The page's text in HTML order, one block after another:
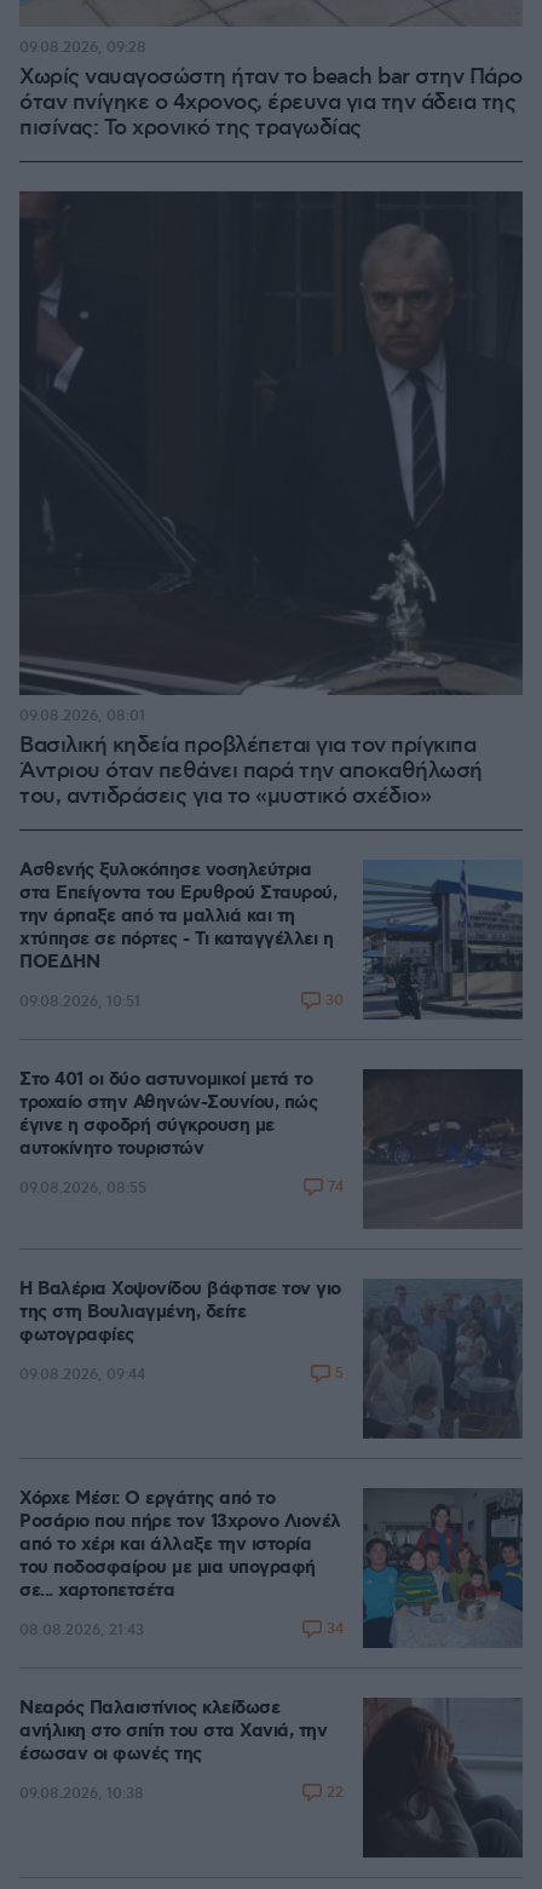
Χωρίς ναυαγοσώστη ήταν το beach bar στην Πάρο
όταν πνίγηκε ο 4χρονος, έρευνα για την άδεια της
πισίνας: Το χρονικό της τραγωδίας
09.08.2026, 09:28
Βασιλική κηδεία προβλέπεται για τον πρίγκιπα
Άντριου όταν πεθάνει παρά την αποκαθήλωσή
του, αντιδράσεις για το «μυστικό σχέδιο»
09.08.2026, 08:01
Ασθενής ξυλοκόπησε νοσηλεύτρια
στα Επείγοντα του Ερυθρού Σταυρού,
την άρπαξε από τα μαλλιά και τη
χτύπησε σε πόρτες - Τι καταγγέλλει η
ΠΟΕΔΗΝ
09.08.2026, 10:51 30
Στο 401 οι δύο αστυνομικοί μετά το
τροχαίο στην Αθηνών-Σουνίου, πώς
έγινε η σφοδρή σύγκρουση με
αυτοκίνητο τουριστών
09.08.2026, 08:55 74
Η Βαλέρια Χοψονίδου βάφτισε τον γιο
της στη Βουλιαγμένη, δείτε
φωτογραφίες
09.08.2026, 09:44 5
Χόρχε Μέσι: Ο εργάτης από το
Ροσάριο που πήρε τον 13χρονο Λιονέλ
από το χέρι και άλλαξε την ιστορία
του ποδοσφαίρου με μια υπογραφή
σε... χαρτοπετσέτα
08.08.2026, 21:43 34
Νεαρός Παλαιστίνιος κλείδωσε
ανήλικη στο σπίτι του στα Χανιά, την
έσωσαν οι φωνές της
09.08.2026, 10:38 22